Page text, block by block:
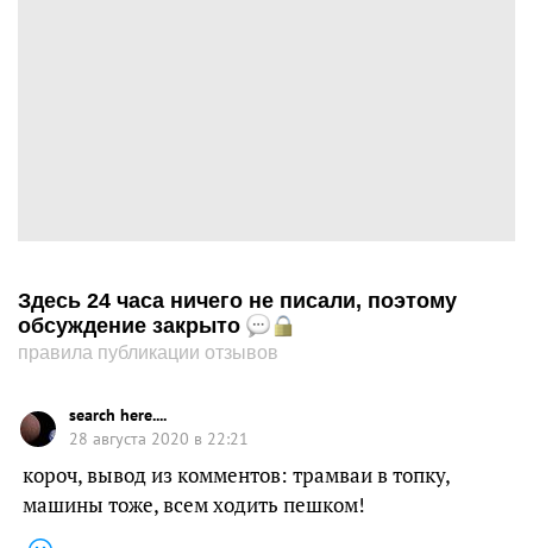
Здесь 24 часа ничего не писали, поэтому
обсуждение закрыто
правила публикации отзывов
search here....
28 августа 2020 в 22:21
короч, вывод из комментов: трамваи в топку,
машины тоже, всем ходить пешком!